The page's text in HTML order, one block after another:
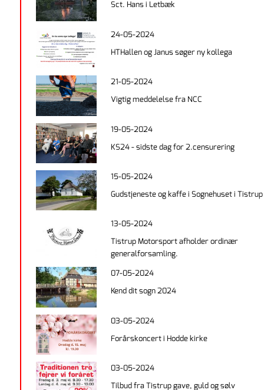
Sct. Hans i Letbæk
24-05-2024
HTHallen og Janus søger ny kollega
21-05-2024
Vigtig meddelelse fra NCC
19-05-2024
KS24 - sidste dag for 2.censurering
15-05-2024
Gudstjeneste og kaffe i Sognehuset i Tistrup
13-05-2024
Tistrup Motorsport afholder ordinær
generalforsamling.
07-05-2024
Kend dit sogn 2024
03-05-2024
Forårskoncert i Hodde kirke
03-05-2024
Tilbud fra Tistrup gave, guld og sølv